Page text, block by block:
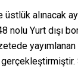
üstlük
nolu Yurt